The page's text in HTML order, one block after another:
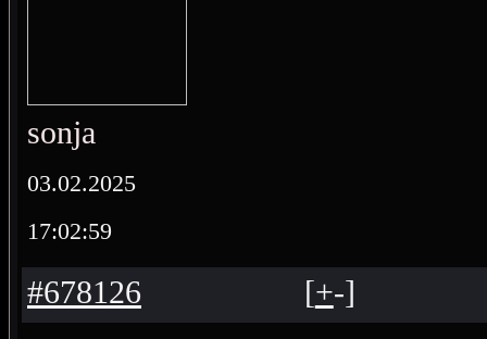
sonja
03.02.2025
17:02:59
#678126 [+-]